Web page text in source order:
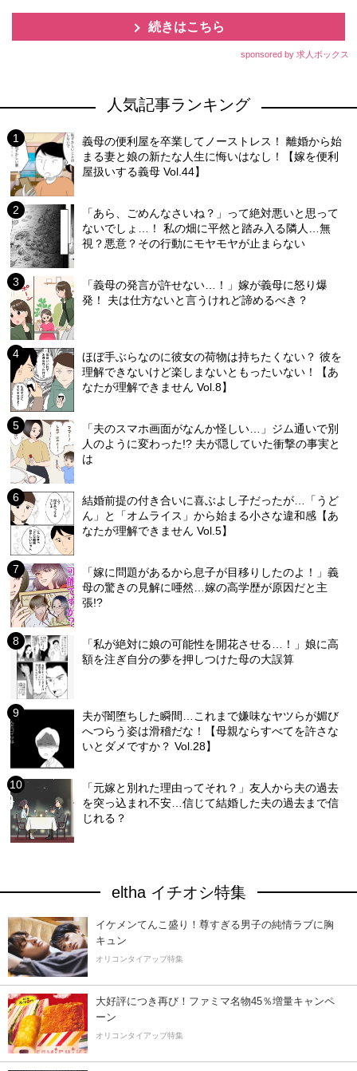
続きはこちら
sponsored by 求人ボックス
人気記事ランキング
義母の便利屋を卒業してノーストレス！ 離婚から始
まる妻と娘の新たな人生に悔いはなし！【嫁を便利
屋扱いする義母 Vol.44】
「あら、ごめんなさいね？」って絶対悪いと思って
ないでしょ…！ 私の畑に平然と踏み入る隣人…無
視？悪意？その行動にモヤモヤが止まらない
「義母の発言が許せない…！」嫁が義母に怒り爆
発！ 夫は仕方ないと言うけれど諦めるべき？
ほぼ手ぶらなのに彼女の荷物は持ちたくない？ 彼を
理解できないけど楽しまないともったいない！【あ
なたが理解できません Vol.8】
「夫のスマホ画面がなんか怪しい…」ジム通いで別
人のように変わった!? 夫が隠していた衝撃の事実と
は
結婚前提の付き合いに喜ぶよし子だったが…「うど
ん」と「オムライス」から始まる小さな違和感【あ
なたが理解できません Vol.5】
「嫁に問題があるから息子が目移りしたのよ！」義
母の驚きの見解に唖然…嫁の高学歴が原因だと主
張!?
「私が絶対に娘の可能性を開花させる…！」娘に高
額を注ぎ自分の夢を押しつけた母の大誤算
夫が闇堕ちした瞬間…これまで嫌味なヤツらが媚び
へつらう姿は滑稽だな！【母親ならすべてを許さな
いとダメですか？ Vol.28】
「元嫁と別れた理由ってそれ？」友人から夫の過去
を突っ込まれ不安…信じて結婚した夫の過去まで信
じれる？
eltha イチオシ特集
イケメンてんこ盛り！尊すぎる男子の純情ラブに胸
キュン
オリコンタイアップ特集
大好評につき再び！ファミマ名物45％増量キャンペ
ーン
オリコンタイアップ特集